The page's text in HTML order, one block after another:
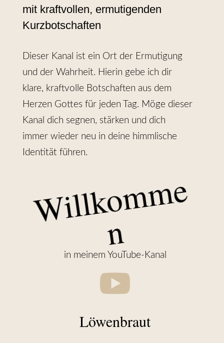
mit kraftvollen, ermutigenden
Kurzbotschaften
Dieser Kanal ist ein Ort der Ermutigung
und der Wahrheit. Hierin gebe ich dir
klare, kraftvolle Botschaften aus dem
Herzen Gottes für jeden Tag. Möge dieser
Kanal dich segnen, stärken und dich
immer wieder neu in deine himmlische
Identität führen.
W
i
l
l
k
o
m
m
e
n
in meinem YouTube-Kanal

Löwenbraut